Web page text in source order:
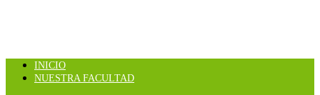
INICIO
NUESTRA FACULTAD